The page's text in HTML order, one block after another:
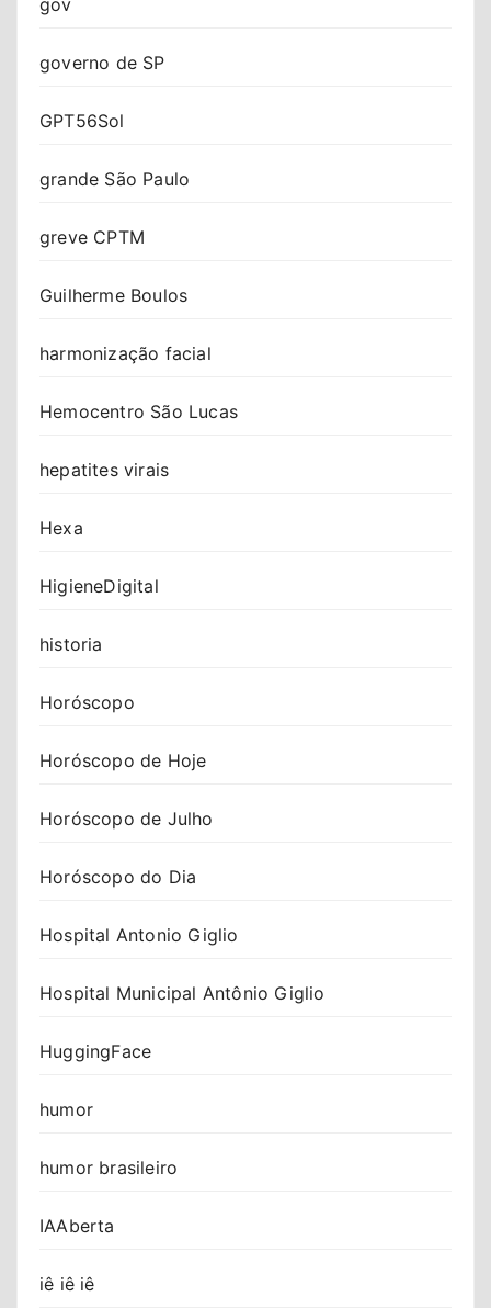
governo de SP
GPT56Sol
grande São Paulo
greve CPTM
Guilherme Boulos
harmonização facial
Hemocentro São Lucas
hepatites virais
Hexa
HigieneDigital
historia
Horóscopo
Horóscopo de Hoje
Horóscopo de Julho
Horóscopo do Dia
Hospital Antonio Giglio
Hospital Municipal Antônio Giglio
HuggingFace
humor
humor brasileiro
IAAberta
iê iê iê